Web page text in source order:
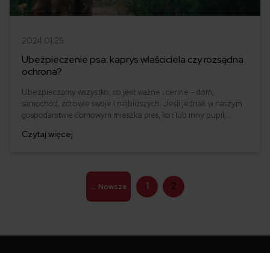
2024.01.25
Ubezpieczenie psa: kaprys właściciela czy rozsądna
ochrona?
Ubezpieczamy wszystko, co jest ważne i cenne – dom,
samochód, zdrowie swoje i najbliższych. Jeśli jednak w naszym
gospodarstwie domowym mieszka pies, kot lub inny pupil,
ubezpieczyć psa, czy jedynie siebie od zniszczeń
Czytaj więcej
← Nowsze 1 2